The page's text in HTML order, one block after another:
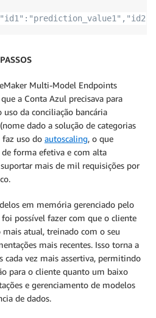
Multi-Model Endpoints
a Conta Azul precisava para
da conciliação bancária
dado a solução de categorias
faz uso do autoscaling, o que
forma efetiva e com alta
mais de mil requisições por
em memória gerenciado pelo
possível fazer com que o cliente
mais atual, treinado com o seu
mais recentes. Isso torna a
cada vez mais assertiva, permitindo
para o cliente quanto um baixo
e gerenciamento de modelos
de dados.